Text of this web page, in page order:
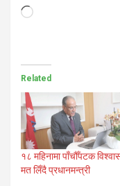
Loading…
Related
१८ महिनामा पाँचौँपटक
मत लिँदै प्रधानमन्त्री